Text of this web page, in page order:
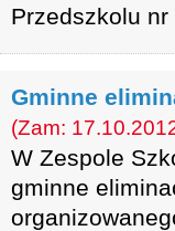
Przedszkolu nr
Gminne
(Zam:
W Zespole
gminne